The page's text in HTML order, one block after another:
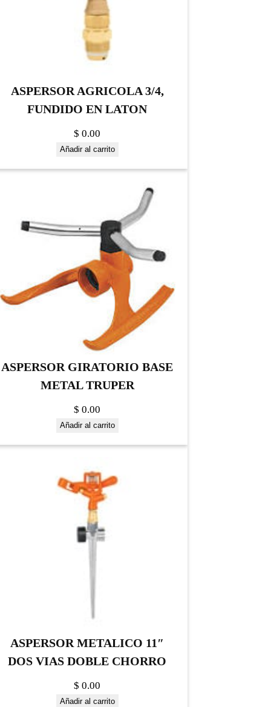
ASPERSOR AGRICOLA 3/4,
FUNDIDO EN LATON
$ 0.00
Añadir al carrito
ASPERSOR GIRATORIO BASE
METAL TRUPER
$ 0.00
Añadir al carrito
ASPERSOR METALICO 11″
DOS VIAS DOBLE CHORRO
$ 0.00
Añadir al carrito